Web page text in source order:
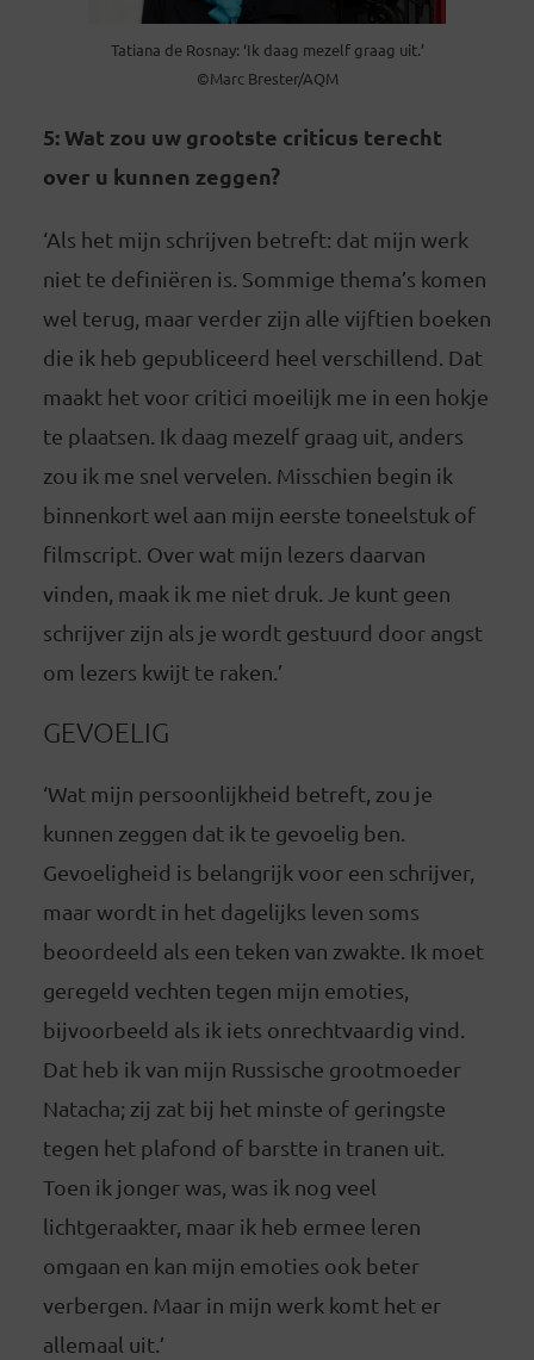
Tatiana de Rosnay: ‘Ik daag mezelf graag uit.’
©Marc Brester/AQM
5: Wat zou uw grootste criticus terecht
over u kunnen zeggen?
‘Als het mijn schrijven betreft: dat mijn werk
niet te definiëren is. Sommige thema’s komen
wel terug, maar verder zijn alle vijftien boeken
die ik heb gepubliceerd heel verschillend. Dat
maakt het voor critici moeilijk me in een hokje
te plaatsen. Ik daag mezelf graag uit, anders
zou ik me snel vervelen. Misschien begin ik
binnenkort wel aan mijn eerste toneelstuk of
filmscript. Over wat mijn lezers daarvan
vinden, maak ik me niet druk. Je kunt geen
schrijver zijn als je wordt gestuurd door angst
om lezers kwijt te raken.’
GEVOELIG
‘Wat mijn persoonlijkheid betreft, zou je
kunnen zeggen dat ik te gevoelig ben.
Gevoeligheid is belangrijk voor een schrijver,
maar wordt in het dagelijks leven soms
beoordeeld als een teken van zwakte. Ik moet
geregeld vechten tegen mijn emoties,
bijvoorbeeld als ik iets onrechtvaardig vind.
Dat heb ik van mijn Russische grootmoeder
Natacha; zij zat bij het minste of geringste
tegen het plafond of barstte in tranen uit.
Toen ik jonger was, was ik nog veel
lichtgeraakter, maar ik heb ermee leren
omgaan en kan mijn emoties ook beter
verbergen. Maar in mijn werk komt het er
allemaal uit.’